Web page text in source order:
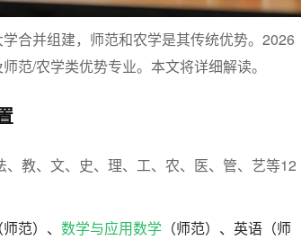
合并组建，师范和农学是其传统优势。2026
范/农学类优势专业。本文将详细解读。
教、文、史、理、工、农、医、管、艺等12
范）、 数学与应用数学 （师范）、英语（师